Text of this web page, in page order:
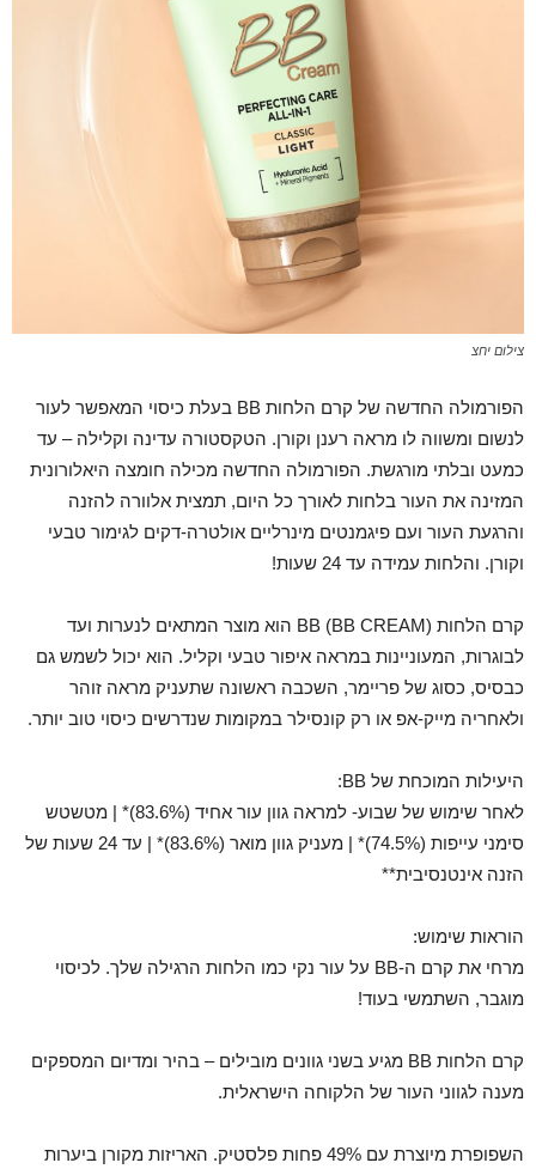
צילום יחצ
הפורמולה החדשה של קרם הלחות BB בעלת כיסוי המאפשר לעור
לנשום ומשווה לו מראה רענן וקורן. הטקסטורה עדינה וקלילה – עד
כמעט ובלתי מורגשת. הפורמולה החדשה מכילה חומצה היאלורונית
המזינה את העור בלחות לאורך כל היום, תמצית אלוורה להזנה
והרגעת העור ועם פיגמנטים מינרליים אולטרה-דקים לגימור טבעי
וקורן. והלחות עמידה עד 24 שעות!
קרם הלחות BB (BB CREAM) הוא מוצר המתאים לנערות ועד
לבוגרות, המעוניינות במראה איפור טבעי וקליל. הוא יכול לשמש גם
כבסיס, כסוג של פריימר, השכבה ראשונה שתעניק מראה זוהר
ולאחריה מייק-אפ או רק קונסילר במקומות שנדרשים כיסוי טוב יותר.
היעילות המוכחת של BB:
לאחר שימוש של שבוע- למראה גוון עור אחיד (83.6%)* | מטשטש
סימני עייפות (74.5%)* | מעניק גוון מואר (83.6%)* | עד 24 שעות של
הזנה אינטנסיבית**
הוראות שימוש:
מרחי את קרם ה-BB על עור נקי כמו הלחות הרגילה שלך. לכיסוי
מוגבר, השתמשי בעוד!
קרם הלחות BB מגיע בשני גוונים מובילים – בהיר ומדיום המספקים
מענה לגווני העור של הלקוחה הישראלית.
השפופרת מיוצרת עם 49% פחות פלסטיק. האריזות מקורן ביערות